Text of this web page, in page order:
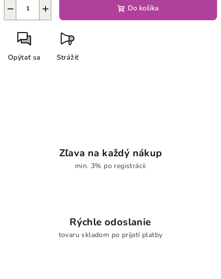
+
− Do košíka
Opýtať sa Strážiť
Zľava na každý nákup
min. 3% po registrácii
Rýchle odoslanie
tovaru skladom po prijatí platby